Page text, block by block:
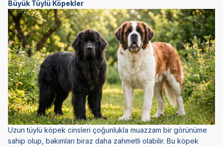
Büyük Tüylü Köpekler
Uzun tüylü köpek cinsleri çoğunlukla muazzam bir görünüme
sahip olup, bakımları biraz daha zahmetli olabilir. Bu köpek